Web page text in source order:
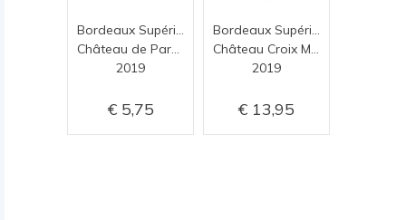
2019
5,75
2019
13,95